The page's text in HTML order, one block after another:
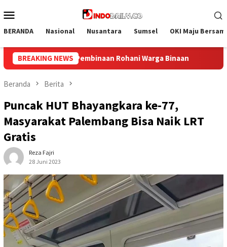
ke
Mobile
BERANDA Nasional Nusantara Sumsel OKI Maju
BREAKING NEWS
Binaan Bangun Kesamaan Persepsi, Lapas Narkotika
Beranda Berita
Puncak HUT Bhayangkara ke-77,
Masyarakat Palembang Bisa Naik LRT
Gratis
Reza Fajri
28 Juni 2023